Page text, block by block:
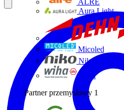
ALRE
Aura Light
Micoled
Niko
Wiha
Partner przemysłowy 1